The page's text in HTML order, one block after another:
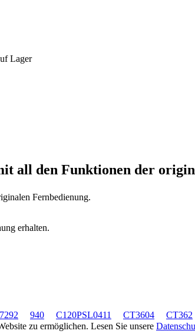
Lager
all den Funktionen der
Fernbedienung.
erhalten.
7292 940 C120PSL0411 CT3604 CT362
zu ermöglichen. Lesen Sie unsere